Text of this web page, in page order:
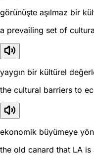
görünüşte aşılmaz bir
a prevailing set of
yaygın bir kültürel
the cultural barriers to
ekonomik büyümeye
the old canard that LA